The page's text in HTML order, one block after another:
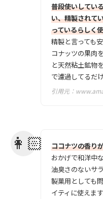
普段使いしてい
い、精製されて
っているらしく
精製と言っても
コナッツの果肉
と天然粘土鉱物
で濾過してるだ
引用元：
ココナツの香り
おかげで和洋中
油臭さのないサ
製菓用としても
イティに使えます